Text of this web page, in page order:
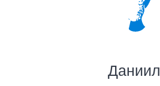
Даниил